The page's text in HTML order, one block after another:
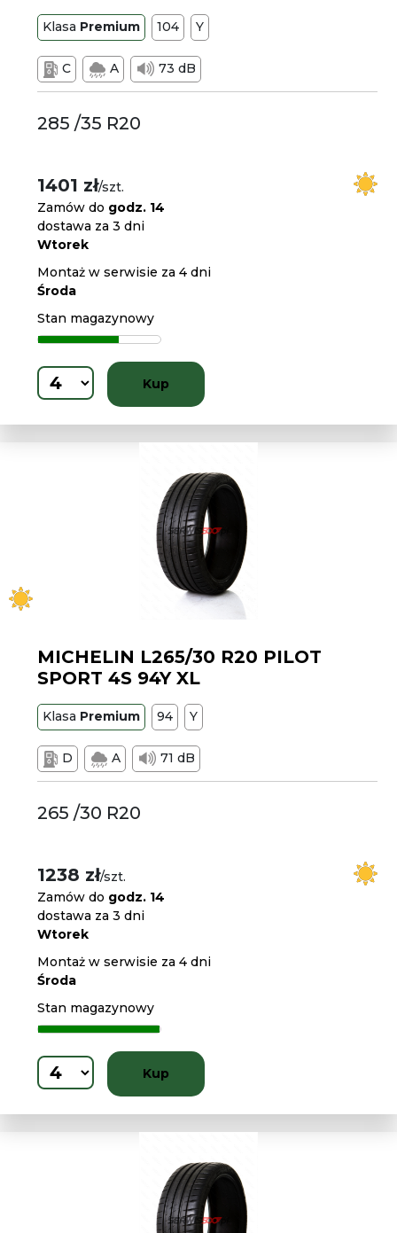
Klasa Premium 104 Y
C A 73 dB
285 /35 R20
1401 zł/szt.
Zamów do godz. 14
dostawa za 3 dni
Wtorek
Montaż w serwisie za 4 dni
Środa
Stan magazynowy
Kup
MICHELIN L265/30 R20 PILOT
SPORT 4S 94Y XL
Klasa Premium 94 Y
D A 71 dB
265 /30 R20
1238 zł/szt.
Zamów do godz. 14
dostawa za 3 dni
Wtorek
Montaż w serwisie za 4 dni
Środa
Stan magazynowy
Kup